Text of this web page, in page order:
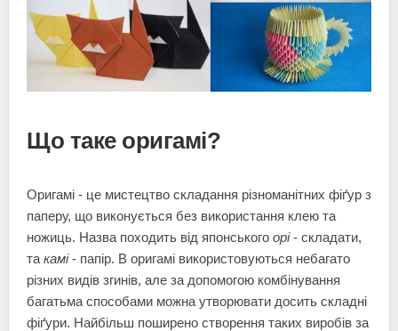
Що таке оригамі?
Оригамі - це мистецтво складання різноманітних фіґур з
паперу, що виконується без використання клею та
ножиць. Назва походить від японського орі- складати,
та камі- папір. В оригамі використовуються небагато
різних видів згинів, але за допомогою комбінування
багатьма способами можна утворювати досить складні
фіґури. Найбільш поширено створення таких виробів за